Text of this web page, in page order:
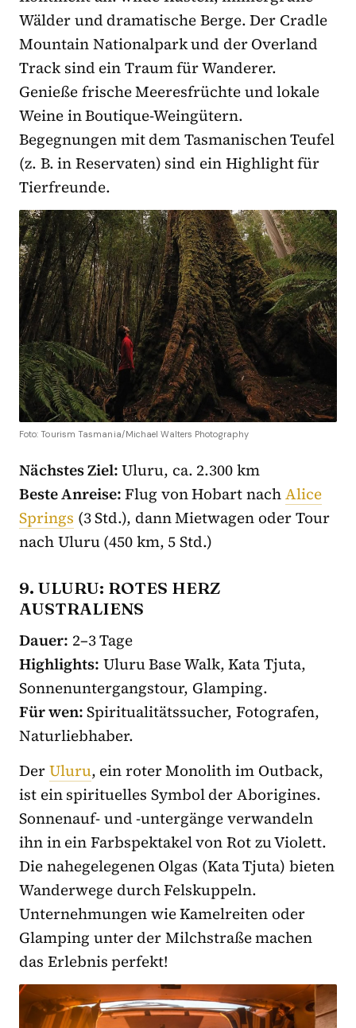
Wälder und dramatische Berge. Der Cradle
Mountain Nationalpark und der Overland
Track sind ein Traum für Wanderer.
Genieße frische Meeresfrüchte und lokale
Weine in Boutique-Weingütern.
Begegnungen mit dem Tasmanischen Teufel
(z. B. in Reservaten) sind ein Highlight für
Tierfreunde.
Foto: Tourism Tasmania/Michael Walters Photography
Nächstes Ziel:Uluru, ca. 2.300 km
Beste Anreise:Flug von Hobart nachAlice
Springs (3 Std.), dann Mietwagen oder Tour
nach Uluru (450 km, 5 Std.)
9. ULURU: ROTES HERZ
AUSTRALIENS
Dauer: 2–3 Tage
Highlights: Uluru Base Walk, Kata Tjuta,
Sonnenuntergangstour, Glamping.
Für wen:Spiritualitätssucher, Fotografen,
Naturliebhaber.
DerUluru, ein roter Monolith im Outback,
ist ein spirituelles Symbol der Aborigines.
Sonnenauf- und -untergänge verwandeln
ihn in ein Farbspektakel von Rot zu Violett.
Die nahegelegenen Olgas (Kata Tjuta) bieten
Wanderwege durch Felskuppeln.
Unternehmungen wie Kamelreiten oder
Glamping unter der Milchstraße machen
das Erlebnis perfekt!